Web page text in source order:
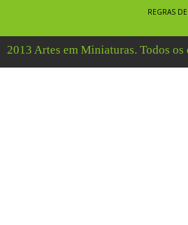
REGRAS
2013 Artes em Miniaturas. Todos os